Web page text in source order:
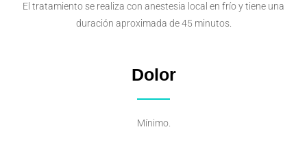
El tratamiento se realiza con anestesia local en frío y tiene una
duración aproximada de 45 minutos.
Dolor
Mínimo.